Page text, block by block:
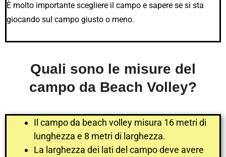
È molto importante scegliere il campo e sapere se si sta
giocando sul campo giusto o meno.
Quali sono le misure del
campo da Beach Volley?
Il campo da beach volley misura 16 metri di
lunghezza e 8 metri di larghezza.
La larghezza dei lati del campo deve avere